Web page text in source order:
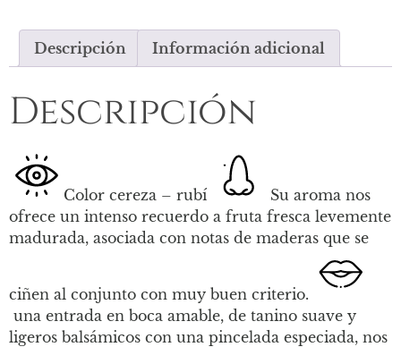
Descripción Información adicional
Descripción
Color cereza – rubí
Su aroma nos
ofrece un intenso recuerdo a fruta fresca levemente
madurada, asociada con notas de maderas que se
ciñen al conjunto con muy buen criterio.
una entrada en boca amable, de tanino suave y
ligeros balsámicos con una pincelada especiada, nos